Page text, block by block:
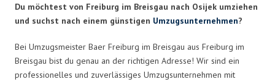
Du möchtest von Freiburg im Breisgau nach Osijek umziehen
und suchst nach einem günstigen Umzugsunternehmen?
Bei Umzugsmeister Baer Freiburg im Breisgau aus Freiburg im
Breisgau bist du genau an der richtigen Adresse! Wir sind ein
professionelles und zuverlässiges Umzugsunternehmen mit